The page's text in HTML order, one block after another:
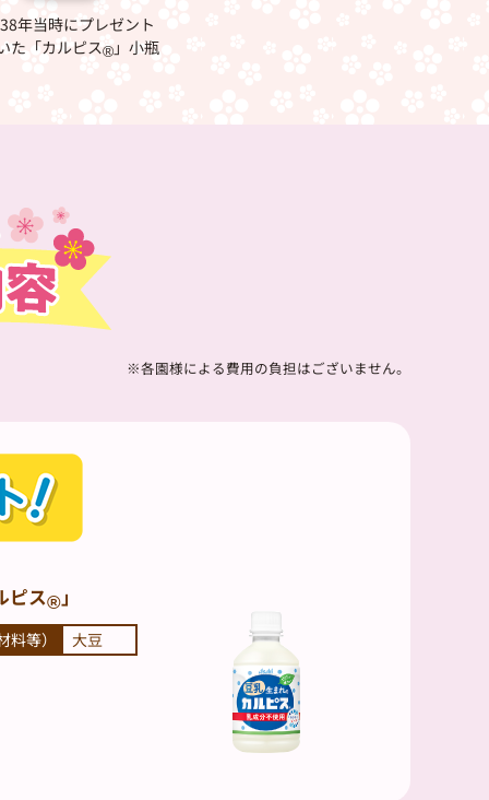
年当時にプレゼント
た「カルピス®」小瓶
※各園様による費用の負担はございません。
ピス®」
等） 大豆